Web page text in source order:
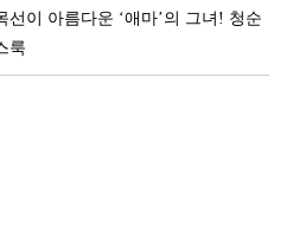
이 아름다운 ‘애마’의 그녀! 청순
룩